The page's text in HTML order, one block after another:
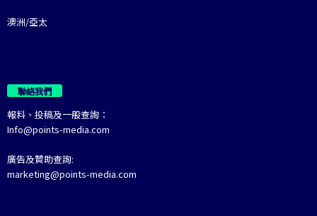
澳洲/亞太
聯絡我們
報料、投稿及一般查詢：
Info@points-media.com
廣告及贊助查詢:
marketing@points-media.com